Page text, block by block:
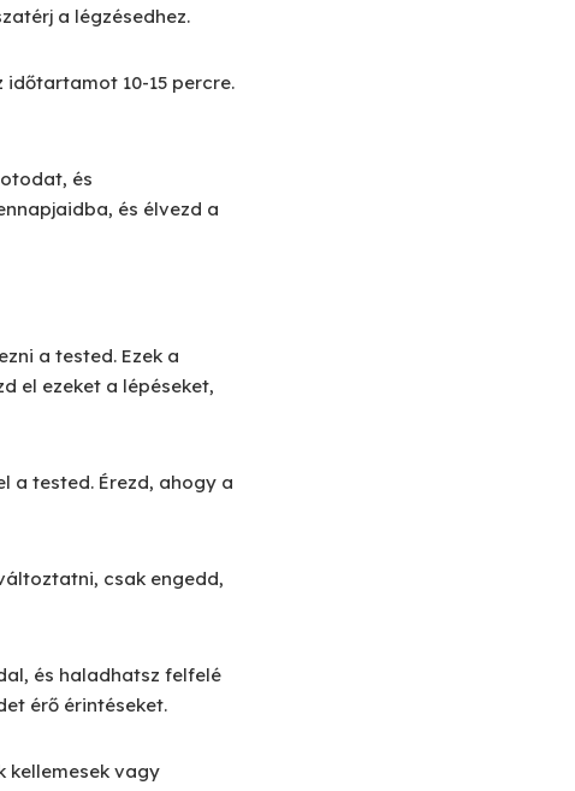
a légzésedhez.
10-15 percre.
és
és élvezd a
a tested. Ezek a
el ezeket a lépéseket,
a tested. Érezd, ahogy a
csak engedd,
és haladhatsz felfelé
érő érintéseket.
kellemesek vagy